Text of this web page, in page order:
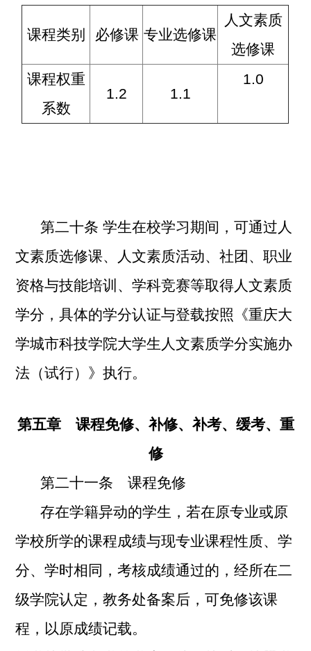
课程类别 必修课 专业选修课
人文素质
选修课
课程权重
系数
1.2 1.1
1.0
第二十条 学生在校学习期间，可通过人
文素质选修课、人文素质活动、社团、职业
资格与技能培训、学科竞赛等取得人文素质
学分，具体的学分认证与登载按照《重庆大
学城市科技学院大学生人文素质学分实施办
法（试行）》执行。
第五章 课程免修、补修、补考、缓考、重
修
第二十一条 课程免修
存在学籍异动的学生，若在原专业或原
学校所学的课程成绩与现专业课程性质、学
分、学时相同，考核成绩通过的，经所在二
级学院认定，教务处备案后，可免修该课
程，以原成绩记载。